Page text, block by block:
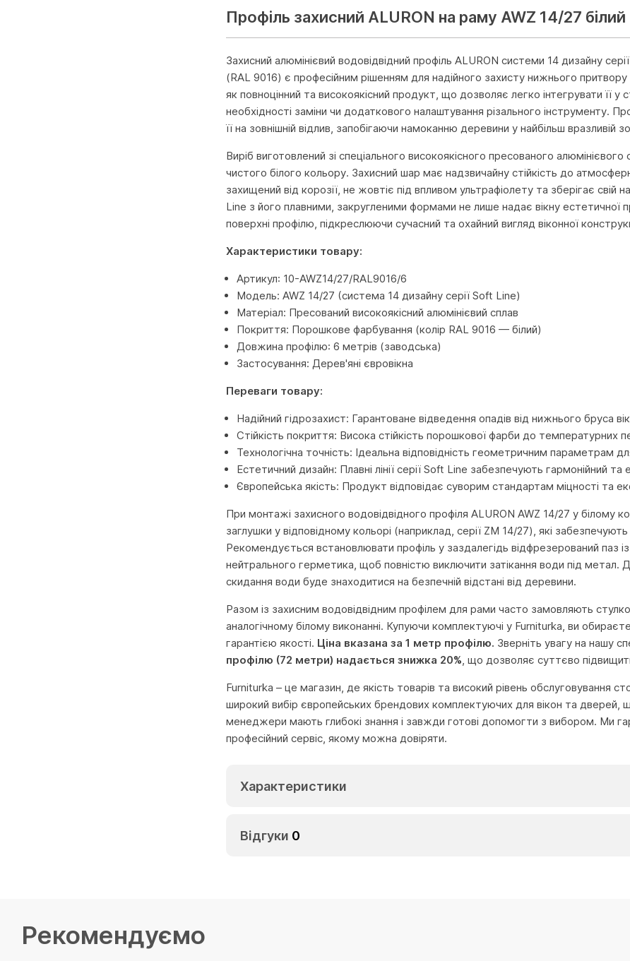
Профіль захисний ALURON на раму AWZ 14/27
Захисний алюмінієвий водовідвідний профіль ALURON системи 14 дизайну
(RAL 9016) є професійним рішенням для надійного захисту нижнього
як повноцінний та високоякісний продукт, що дозволяє легко інтегрувати її у
необхідності заміни чи додаткового налаштування різального інструменту.
її на зовнішній відлив, запобігаючи намоканню деревини у найбільш вразливій
Виріб виготовлений зі спеціального високоякісного пресованого
чистого білого кольору. Захисний шар має надзвичайну стійкість до
захищений від корозії, не жовтіє під впливом ультрафіолету та зберігає свій
Line з його плавними, закругленими формами не лише надає вікну естетичної
поверхні профілю, підкреслюючи сучасний та охайний вигляд віконної
Характеристики товару:
Артикул: 10-AWZ14/27/RAL9016/6
Модель: AWZ 14/27 (система 14 дизайну серії Soft Line)
Матеріал: Пресований високоякісний алюмінієвий сплав
Покриття: Порошкове фарбування (колір RAL 9016 — білий)
Довжина профілю: 6 метрів (заводська)
Застосування: Дерев'яні євровікна
Переваги товару:
Надійний гідрозахист: Гарантоване відведення опадів від нижнього бруса
Стійкість покриття: Висока стійкість порошкової фарби до температурних
Технологічна точність: Ідеальна відповідність геометричним параметрам
Естетичний дизайн: Плавні лінії серії Soft Line забезпечують гармонійний та
Європейська якість: Продукт відповідає суворим стандартам міцності та
При монтажі захисного водовідвідного профіля ALURON AWZ 14/27 у білому
заглушки у відповідному кольорі (наприклад, серії ZM 14/27), які
Рекомендується встановлювати профіль у заздалегідь відфрезерований паз
нейтрального герметика, щоб повністю виключити затікання води під метал.
скидання води буде знаходитися на безпечній відстані від деревини.
Разом із захисним водовідвідним профілем для рами часто замовляють
аналогічному білому виконанні. Купуючи комплектуючі у Furniturka, ви
гарантією якості. Ціна вказана за 1 метр профілю. Зверніть увагу на нашу
профілю (72 метри) надається знижка 20%, що дозволяє суттєво
Furniturka – це магазин, де якість товарів та високий рівень обслуговування
широкий вибір європейських брендових комплектуючих для вікон та дверей,
менеджери мають глибокі знання і завжди готові допомогти з вибором. Ми
професійний сервіс, якому можна довіряти.
Характеристики
Відгуки 0
Рекомендуємо